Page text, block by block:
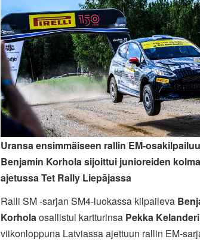
Uransa ensimmäiseen rallin EM-
Benjamin Korhola sijoittui junioreiden
ajetussa Tet Rally Liepājassa
Ralli SM -sarjan SM4-luokassa kilpaileva
Korholaosallistui kartturinsa Pekka
viikonloppuna Latviassa ajettuun rallin EM-